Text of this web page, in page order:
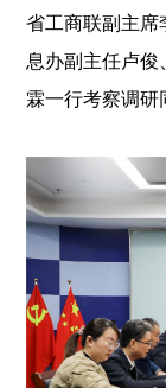
省工商联副主席
息办副主任卢俊
霖一行考察调研